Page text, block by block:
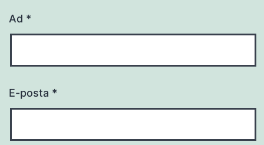
Ad *
E-posta *